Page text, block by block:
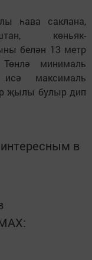
һава саклана,
көньяк-
белән 13 метр
минималь
исә максималь
җылы булыр дип
в